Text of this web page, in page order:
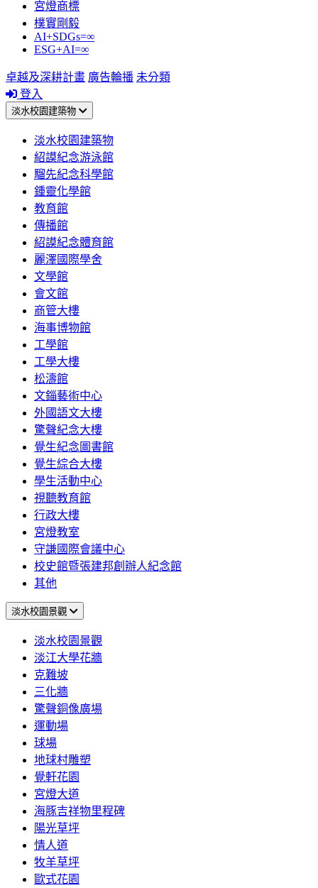
宮燈商標
樸實剛毅
AI+SDGs=∞
ESG+AI=∞
卓越及深耕計畫 廣告輪播 未分類
登入
淡水校園建築物
淡水校園建築物
紹謨紀念游泳館
騮先紀念科學館
鍾靈化學館
教育館
傳播館
紹謨紀念體育館
麗澤國際學舍
文學館
會文館
商管大樓
海事博物館
工學館
工學大樓
松濤館
文錙藝術中心
外國語文大樓
驚聲紀念大樓
覺生紀念圖書館
覺生綜合大樓
學生活動中心
視聽教育館
行政大樓
宮燈教室
守謙國際會議中心
校史館暨張建邦創辦人紀念館
其他
淡水校園景觀
淡水校園景觀
淡江大學花牆
克難坡
三化牆
驚聲銅像廣場
運動場
球場
地球村雕塑
覺軒花園
宮燈大道
海豚吉祥物里程碑
陽光草坪
情人道
牧羊草坪
歐式花園